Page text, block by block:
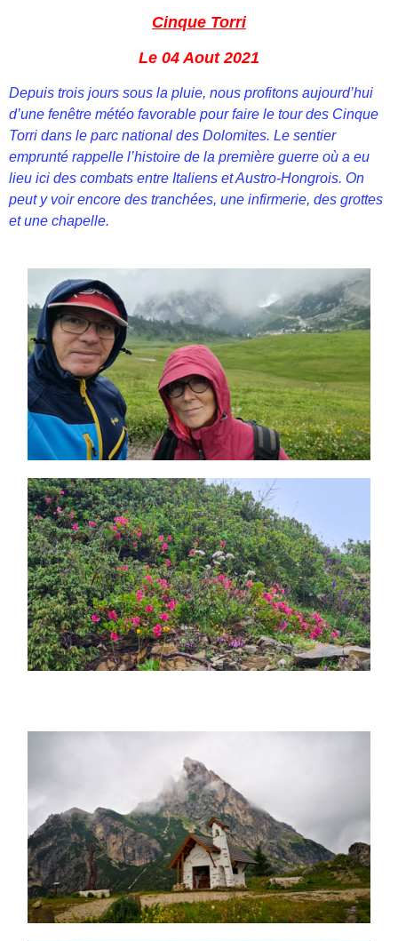
Cinque Torri
Le 04 Aout 2021
Depuis trois jours sous la pluie, nous profitons aujourd’hui
d’une fenêtre météo favorable pour faire le tour des Cinque
Torri dans le parc national des Dolomites. Le sentier
emprunté rappelle l’histoire de la première guerre où a eu
lieu ici des combats entre Italiens et Austro-Hongrois. On
peut y voir encore des tranchées, une infirmerie, des grottes
et une chapelle.